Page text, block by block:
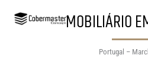
MOBILIÁRIO
Portugal –